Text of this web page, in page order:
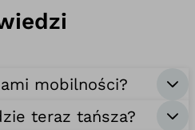
mobilności?
teraz tańsza?